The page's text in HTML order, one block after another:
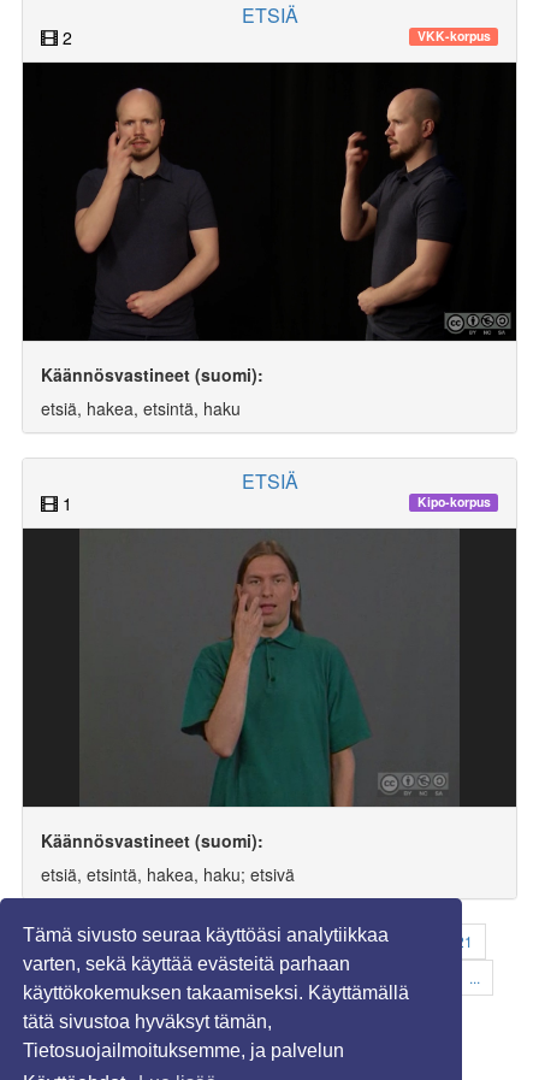
Tämä sivusto seuraa käyttöäsi analytiikkaa
varten, sekä käyttää evästeitä parhaan
käyttökokemuksen takaamiseksi. Käyttämällä
tätä sivustoa hyväksyt tämän,
Tietosuojailmoituksemme, ja palvelun
ETSIÄ
2 VKK-korpus
Käännösvastineet (suomi):
etsiä, hakea, etsintä, haku
ETSIÄ
1 Kipo-korpus
Käännösvastineet (suomi):
etsiä, etsintä, hakea, haku; etsivä
« ... 13 14 15 16 17 18 19
21
22
23 24 25 26 27 28 29
...
199
»